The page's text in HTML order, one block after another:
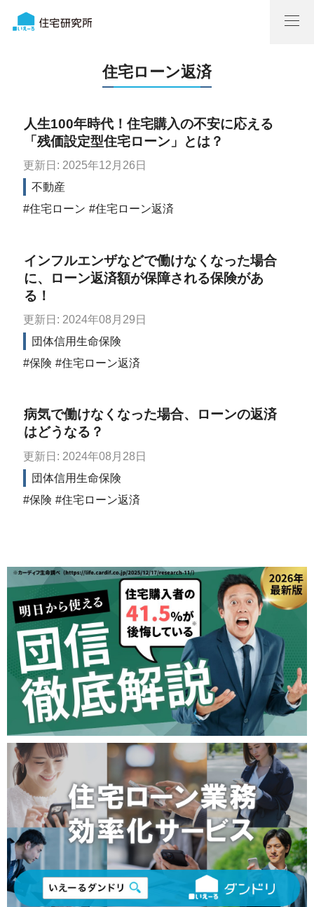
住宅ローン返済
人生100年時代！住宅購入の不安に応える
「残価設定型住宅ローン」とは？
更新日: 2025年12月26日
不動産
住宅ローン
住宅ローン返済
インフルエンザなどで働けなくなった場合
に、ローン返済額が保障される保険があ
る！
更新日: 2024年08月29日
団体信用生命保険
保険
住宅ローン返済
病気で働けなくなった場合、ローンの返済
はどうなる？
更新日: 2024年08月28日
団体信用生命保険
保険
住宅ローン返済